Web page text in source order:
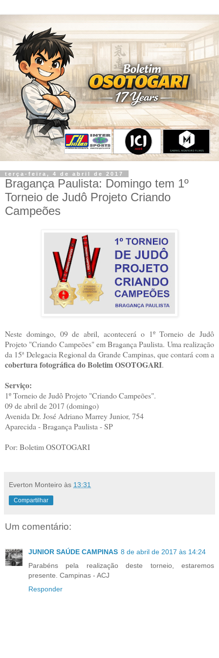
terça-feira, 4 de abril de 2017
Bragança Paulista: Domingo tem 1º
Torneio de Judô Projeto Criando
Campeões
Neste domingo, 09 de abril, acontecerá o 1º Torneio de Judô
Projeto "Criando Campeões" em Bragança Paulista. Uma realização
da 15ª Delegacia Regional da Grande Campinas, que contará com a
cobertura fotográfica do Boletim OSOTOGARI.
Serviço:
1º Torneio de Judô Projeto "Criando Campeões".
09 de abril de 2017 (domingo)
Avenida Dr. José Adriano Marrey Junior, 754
Aparecida - Bragança Paulista - SP
Por: Boletim OSOTOGARI
Everton Monteiro às 13:31
Compartilhar
Um comentário:
JUNIOR SAÚDE CAMPINAS 8 de abril de 2017 às 14:24
Parabéns pela realização deste torneio, estaremos
presente. Campinas - ACJ
Responder